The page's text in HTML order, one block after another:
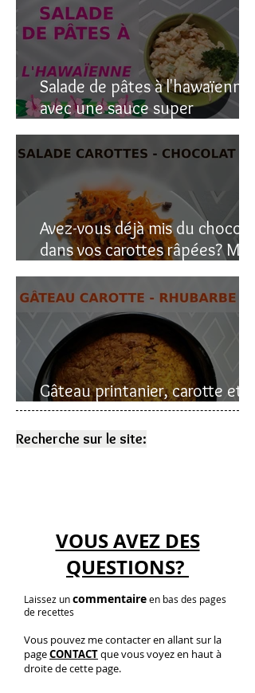
Salade de pâtes à l'hawaïenne
avec une sauce super
crémeuse
Avez-vous déjà mis du chocolat
dans vos carottes râpées? Moi
oui, et c’est étonnant
Gâteau printanier, carotte et
rhubarbe
Recherche sur le site:
VOUS AVEZ DES
QUESTIONS?
Laissez uncommentaireen bas des pages
de recettes
Vous pouvez me contacter en allant sur la
pageCONTACTque vous voyez en haut à
droite de cette page.